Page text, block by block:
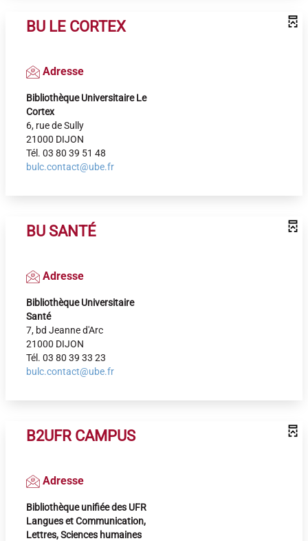
BU LE CORTEX
Adresse
Bibliothèque Universitaire Le
Cortex
6, rue de Sully
21000 DIJON
Tél. 03 80 39 51 48
bulc.contact@ube.fr
BU SANTÉ
Adresse
Bibliothèque Universitaire
Santé
7, bd Jeanne d'Arc
21000 DIJON
Tél. 03 80 39 33 23
bulc.contact@ube.fr
B2UFR CAMPUS
Adresse
Bibliothèque unifiée des UFR
Langues et Communication,
Lettres, Sciences humaines